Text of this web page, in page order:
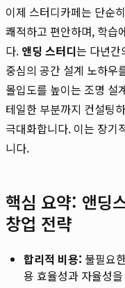
이제 스터디카페는 단순
쾌적하고 편안하며, 학습
다. 앤딩 스터디는 다년간
중심의 공간 설계 노하우
몰입도를 높이는 조명 설
테일한 부분까지 컨설팅
극대화합니다. 이는 장기
니다.
핵심 요약: 앤딩
창업 전략
합리적 비용: 불필요
용 효율성과 자율성